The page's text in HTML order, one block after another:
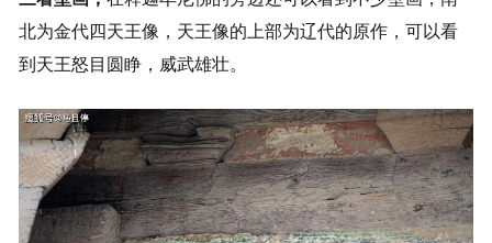
北为金代四天王像，天王像的上部为辽代的原作，可以看
到天王怒目圆睁，威武雄壮。